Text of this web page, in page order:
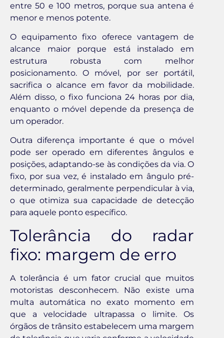
entre 50 e 100 metros, porque sua antena é
menor e menos potente.
O equipamento fixo oferece vantagem de
alcance maior porque está instalado em
estrutura robusta com melhor
posicionamento. O móvel, por ser portátil,
sacrifica o alcance em favor da mobilidade.
Além disso, o fixo funciona 24 horas por dia,
enquanto o móvel depende da presença de
um operador.
Outra diferença importante é que o móvel
pode ser operado em diferentes ângulos e
posições, adaptando-se às condições da via. O
fixo, por sua vez, é instalado em ângulo pré-
determinado, geralmente perpendicular à via,
o que otimiza sua capacidade de detecção
para aquele ponto específico.
Tolerância do radar
fixo: margem de erro
A tolerância é um fator crucial que muitos
motoristas desconhecem. Não existe uma
multa automática no exato momento em
que a velocidade ultrapassa o limite. Os
órgãos de trânsito estabelecem uma margem